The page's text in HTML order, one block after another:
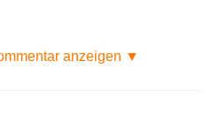
anzeigen ▼